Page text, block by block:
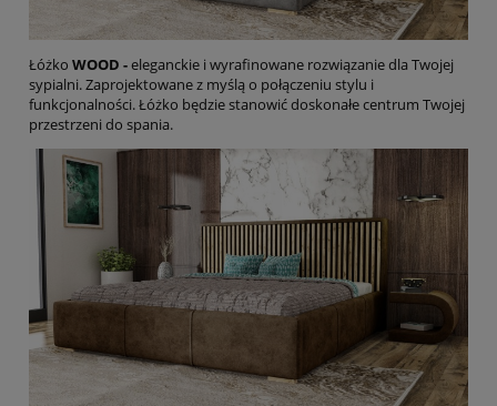
Łóżko WOOD -eleganckie i wyrafinowane rozwiązanie dla Twojej
sypialni. Zaprojektowane z myślą o połączeniu stylu i
funkcjonalności. Łóżko będzie stanowić doskonałe centrum Twojej
przestrzeni do spania.